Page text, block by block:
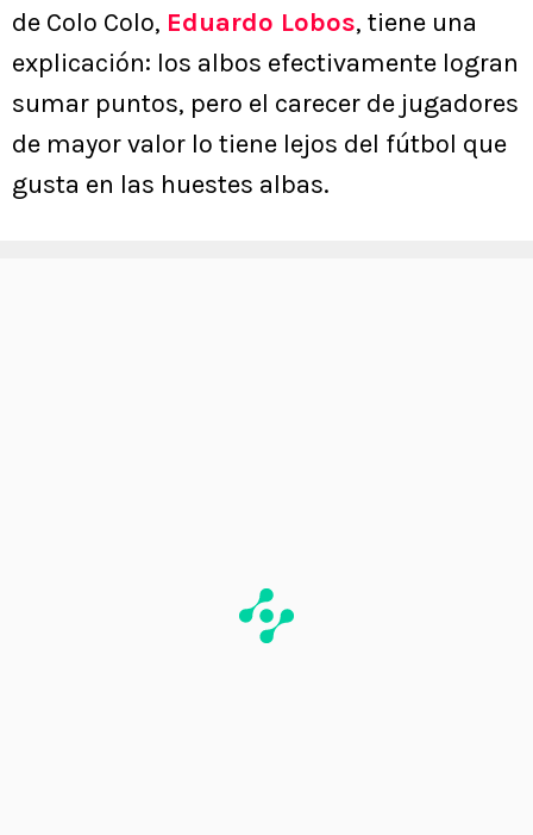
de Colo Colo, Eduardo Lobos, tiene una
explicación: los albos efectivamente logran
sumar puntos, pero el carecer de jugadores
de mayor valor lo tiene lejos del fútbol que
gusta en las huestes albas.